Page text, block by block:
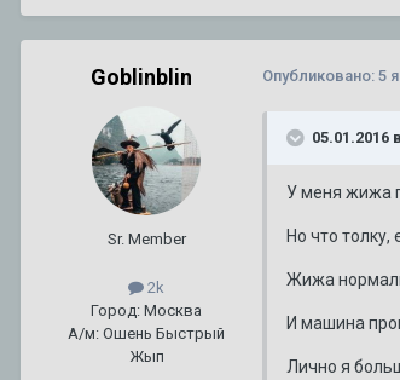
Goblinblin
Sr. Member
2k
Город: Москва
А/м: Ошень Быстрый
Жып
Опубликовано: 5
05.01.2016
У меня жижа
Но что
Жижа
И машина
Лично я